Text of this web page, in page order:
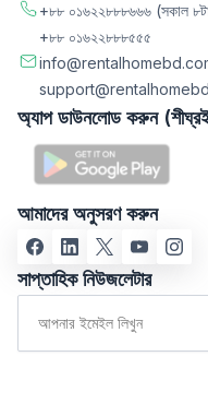
+৮৮ ০১৬২২৮৮৮৬৬৬ (সকাল
+৮৮ ০১৬২২৮৮৮৫৫৫
অ্যাপ ডাউনলোড করুন
আমাদের অনুসরণ করুন
সাপ্তাহিক নিউজলেটার